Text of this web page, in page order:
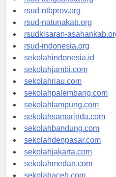
rsud-langsakota.org
rsud-ntbprov.org
rsud-natunakab.org
rsudkisaran-asahankab.org
rsud-indonesia.org
sekolahindonesia.id
sekolahjambi.com
sekolahriau.com
sekolahpalembang.com
sekolahlampung.com
sekolahsamarinda.com
sekolahbandung.com
sekolahdenpasar.com
sekolahjakarta.com
sekolahmedan.com